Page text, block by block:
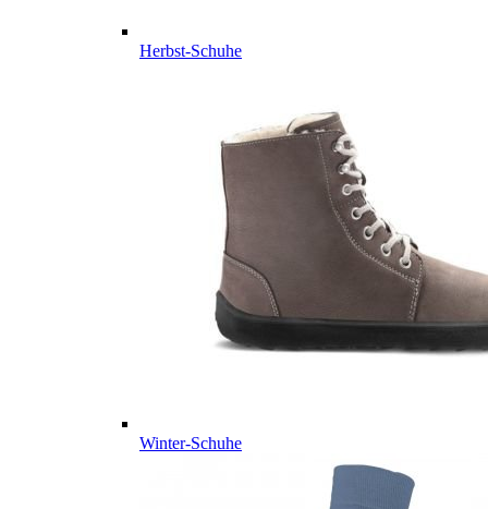
Herbst-Schuhe
Winter-Schuhe